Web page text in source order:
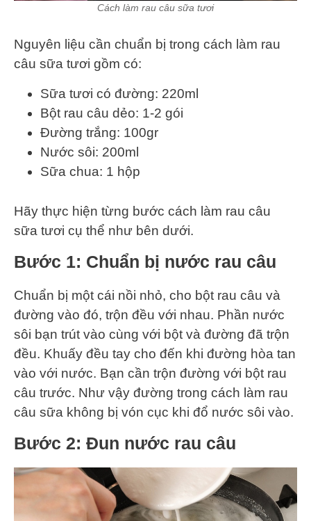
Cách làm rau câu sữa tươi
Nguyên liệu cần chuẩn bị trong cách làm rau
câu sữa tươi gồm có:
Sữa tươi có đường: 220ml
Bột rau câu dẻo: 1-2 gói
Đường trắng: 100gr
Nước sôi: 200ml
Sữa chua: 1 hộp
Hãy thực hiện từng bước cách làm rau câu
sữa tươi cụ thể như bên dưới.
Bước 1: Chuẩn bị nước rau câu
Chuẩn bị một cái nồi nhỏ, cho bột rau câu và
đường vào đó, trộn đều với nhau. Phần nước
sôi bạn trút vào cùng với bột và đường đã trộn
đều. Khuấy đều tay cho đến khi đường hòa tan
vào với nước. Bạn cần trộn đường với bột rau
câu trước. Như vậy đường trong cách làm rau
câu sữa không bị vón cục khi đổ nước sôi vào.
Bước 2: Đun nước rau câu